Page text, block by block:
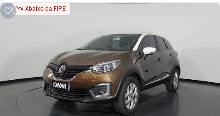
Abaixo da FIPE